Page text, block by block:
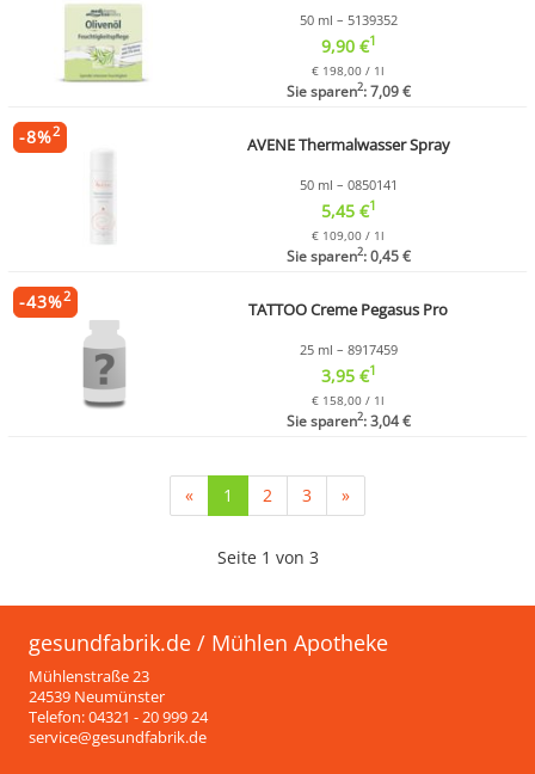
50 ml – 5139352
9,90 €1
€ 198,00 / 1l
Sie sparen2: 7,09 €
AVENE Thermalwasser Spray
50 ml – 0850141
5,45 €1
€ 109,00 / 1l
Sie sparen2: 0,45 €
-8%2
TATTOO Creme Pegasus Pro
25 ml – 8917459
3,95 €1
€ 158,00 / 1l
Sie sparen2: 3,04 €
-43%2
« 1 (current)
2 3 »
Seite 1 von 3
gesundfabrik.de / Mühlen Apotheke
Mühlenstraße 23
24539 Neumünster
Telefon: 04321 - 20 999 24
service@gesundfabrik.de